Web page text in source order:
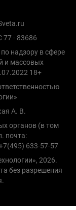
- 83686
надзору в сфере
и массовых
18+
А. В.
органов (в том
почта:
633-57-57
2026.
без разрешения